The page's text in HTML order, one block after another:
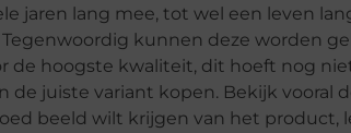
jaren lang mee, tot wel een leven
kunnen deze worden
de hoogste kwaliteit, dit hoeft nog
juiste variant kopen. Bekijk vooral
beeld wilt krijgen van het product,